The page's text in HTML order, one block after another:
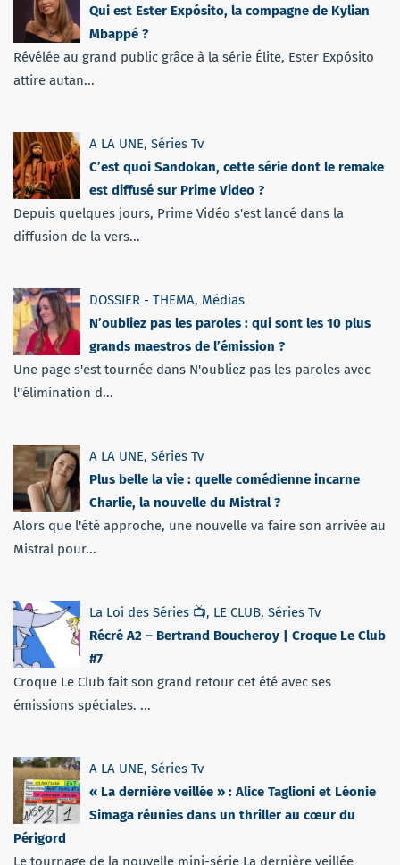
Qui est Ester Expósito, la compagne de Kylian
Mbappé ?
Révélée au grand public grâce à la série Élite, Ester Expósito
attire autan...
A LA UNE, Séries Tv
C’est quoi Sandokan, cette série dont le remake
est diffusé sur Prime Video ?
Depuis quelques jours, Prime Vidéo s'est lancé dans la
diffusion de la vers...
DOSSIER - THEMA, Médias
N’oubliez pas les paroles : qui sont les 10 plus
grands maestros de l’émission ?
Une page s'est tournée dans N'oubliez pas les paroles avec
l''élimination d...
A LA UNE, Séries Tv
Plus belle la vie : quelle comédienne incarne
Charlie, la nouvelle du Mistral ?
Alors que l'été approche, une nouvelle va faire son arrivée au
Mistral pour...
La Loi des Séries 📺, LE CLUB, Séries Tv
Récré A2 – Bertrand Boucheroy | Croque Le Club
#7
Croque Le Club fait son grand retour cet été avec ses
émissions spéciales. ...
A LA UNE, Séries Tv
« La dernière veillée » : Alice Taglioni et Léonie
Simaga réunies dans un thriller au cœur du
Périgord
Le tournage de la nouvelle mini-série La dernière veillée